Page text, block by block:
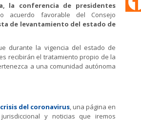
la conferencia de presidentes
acuerdo favorable del Consejo
de levantamiento del estado de
durante la vigencia del estado de
recibirán el tratamiento propio de la
a una comunidad autónoma
del coronavirus , una página en
y noticias que iremos